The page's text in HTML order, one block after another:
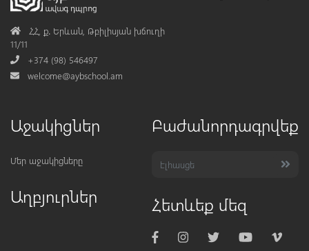
AddressՀՀ, ք․ Երևան, Թբիլիսյան խճուղի
11/11
Phone+374 (98) 546497
Mail
welcome@aybschool.am
Աջակիցներ
Մեր աջակիցները
Աղբյուրներ
Բաժանորդագրվեք
Հետևեք մեզ